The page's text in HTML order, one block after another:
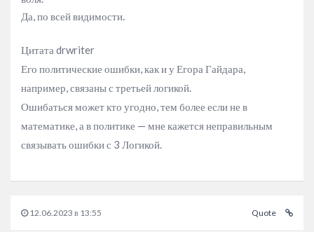
Да, по всей видимости.
Цитата drwriter
Его политические ошибки, как и у Егора Гайдара,
например, связаны с третьей логикой.
Ошибаться может кто угодно, тем более если не в
математике, а в политике — мне кажется неправильным
связывать ошибки с 3 Логикой.
12.06.2023 в 13:55 Quote